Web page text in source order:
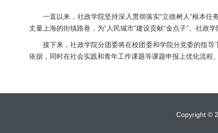
一直以来，社政学院坚持深入贯彻落实“立德树人”根本任
丈量上海的街镇路巷，为“人民城市”建设贡献“金点子”。社政
接下来，社政学院分团委将在校团委和学院分党委的指
依据，同时在社会实践和青年工作课题等课题申报上优化流
Copyright ©